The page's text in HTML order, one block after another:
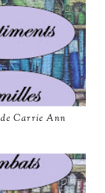
Carrie Ann